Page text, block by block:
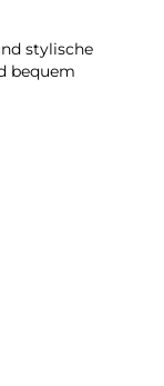
stylische
bequem